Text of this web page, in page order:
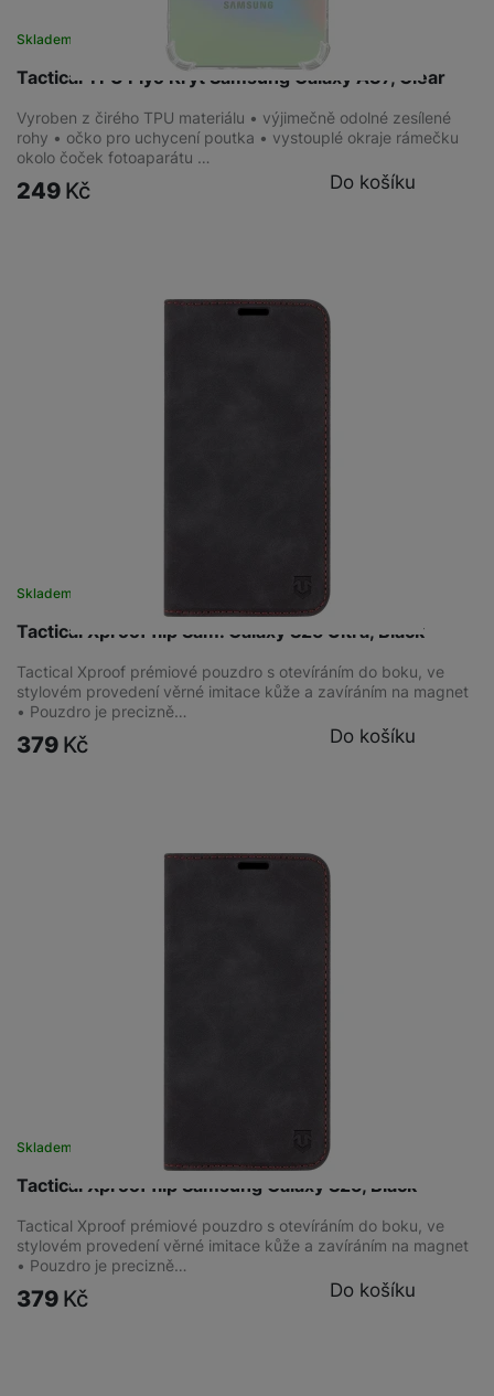
Tactical TPU Plyo Kryt Samsung Galaxy A37, Clear
Skladem
Vyroben z čirého TPU materiálu • výjimečně odolné zesílené
rohy • očko pro uchycení poutka • vystouplé okraje rámečku
okolo čoček fotoaparátu …
249 Kč Do košíku
Tactical Xproof flip Sam. Galaxy S25 Ultra, Black
Skladem
Tactical Xproof prémiové pouzdro s otevíráním do boku, ve
stylovém provedení věrné imitace kůže a zavíráním na magnet
• Pouzdro je precizně…
379 Kč Do košíku
Tactical Xproof flip Samsung Galaxy S25, Black
Skladem
Tactical Xproof prémiové pouzdro s otevíráním do boku, ve
stylovém provedení věrné imitace kůže a zavíráním na magnet
• Pouzdro je precizně…
379 Kč Do košíku